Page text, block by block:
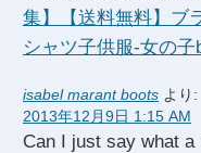
集】【送料無料】ブ
シャツ子供服-女の
isabel marant boots より:
2013年12月9日 1:15 AM
Can I just say what